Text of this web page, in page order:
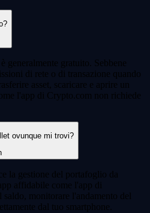
generalmente gratuito. Sebbene
di rete o di transazione quando
asset, scaricare e aprire un
l'app di Crypto.com non richiede
ovunque mi trovi?
la gestione del portafoglio da
affidabile come l'app di
monitorare l'andamento del
dal tuo smartphone.